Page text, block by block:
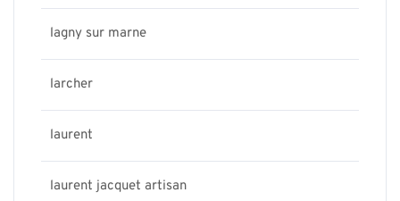
lagny sur marne
larcher
laurent
laurent jacquet artisan